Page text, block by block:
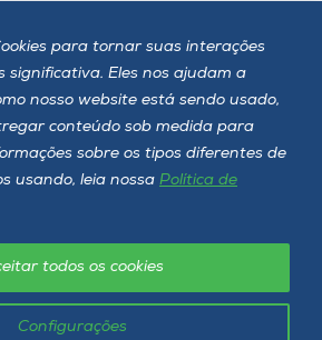
para tornar suas interações
significativa. Eles nos ajudam a
nosso website está sendo usado,
conteúdo sob medida para
sobre os tipos diferentes de
usando, leia nossa Política de
Configurações
todos os cookies
reservados
LGPD